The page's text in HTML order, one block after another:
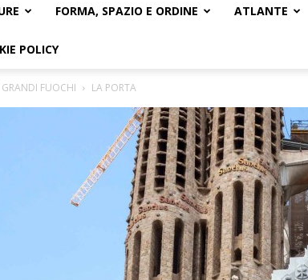
FORMA, SPAZIO E ORDINE ATLANTE
POLICY
FUOCHI LA PORTA